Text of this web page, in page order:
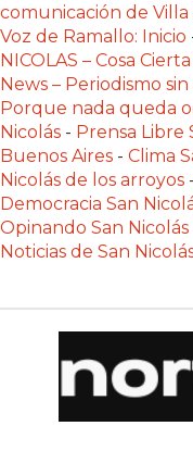
FUNCIONA:
CREAR
TIENDAS
ONLINE
CON
PEDIDOS
POR
WHATSAPP
TIENDA
CHANGUITO.COM.AR
comunicación de Villa
Voz de Ramallo: Inicio
NICOLAS – Cosa
News – Periodismo
Porque nada queda
Nicolás - Prensa Libre
Buenos Aires - Clima
Nicolás de los arroyos -
Democracia San
Opinando San Nicolás
Noticias de San